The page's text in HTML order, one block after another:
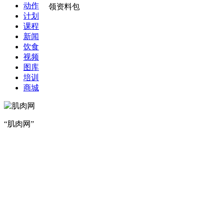
领资料包
动作
计划
课程
新闻
饮食
视频
图库
培训
商城
“肌肉网”